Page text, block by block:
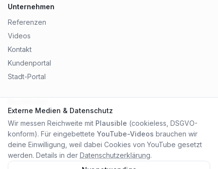
Unternehmen
Referenzen
Videos
Kontakt
Kundenportal
Stadt-Portal
Datenschutz
AGB
Externe Medien & Datenschutz
Wir messen Reichweite mit Plausible (cookieless, DSGVO-
konform). Für eingebettete YouTube-Videos brauchen wir
deine Einwilligung, weil dabei Cookies von YouTube gesetzt
werden. Details in der Datenschutzerklärung.